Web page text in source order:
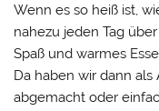
Wenn es so heiß ist,
nahezu jeden Tag
Spaß und warmes
Da haben wir dann
abgemacht oder